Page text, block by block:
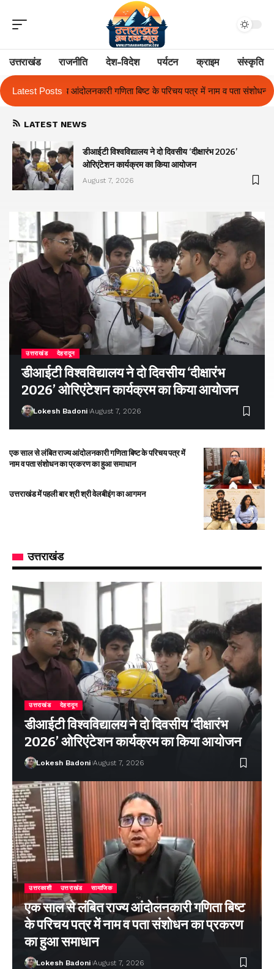
उत्तराखंड राजनीति देश-विदेश पर्यटन क्राइम संस्कृति
Latest Posts
के परिचय पत्र में नाम व पता संशोधन का प्रकरण का हुआ समाधान
LATEST NEWS
डीआईटी विश्वविद्यालय ने दो दिवसीय ‘दीक्षारंभ 2026’
ओरिएंटेशन कार्यक्रम का किया आयोजन
August 7, 2026
उत्तराखंड देहरादून
डीआईटी विश्वविद्यालय ने दो दिवसीय ‘दीक्षारंभ
2026’ ओरिएंटेशन कार्यक्रम का किया आयोजन
Lokesh Badoni August 7, 2026
एक साल से लंबित राज्य आंदोलनकारी गणिता बिष्ट के परिचय पत्र में
नाम व पता संशोधन का प्रकरण का हुआ समाधान
उत्तराखंड में पहली बार श्री श्री वेलबीइंग का आगमन
उत्तराखंड
उत्तराखंड देहरादून
डीआईटी विश्वविद्यालय ने दो दिवसीय ‘दीक्षारंभ
2026’ ओरिएंटेशन कार्यक्रम का किया आयोजन
Lokesh Badoni August 7, 2026
उत्तरकाशी उत्तराखंड सामाजिक
एक साल से लंबित राज्य आंदोलनकारी गणिता बिष्ट
के परिचय पत्र में नाम व पता संशोधन का प्रकरण
का हुआ समाधान
Lokesh Badoni August 7, 2026